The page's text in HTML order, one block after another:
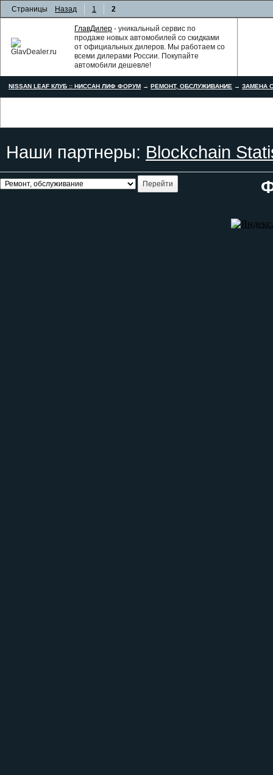
Страницы Назад 1 2
ГлавДилер - уникальный сервис по
продаже новых автомобилей со скидками
от официальных дилеров. Мы работаем со
всеми дилерами России. Покупайте
автомобили дешевле!
NISSAN LEAF КЛУБ :: НИССАН ЛИФ ФОРУМ →РЕМОНТ, ОБСЛУЖИВАНИЕ →ЗАМЕНА
Наши партнеры: Blockchain